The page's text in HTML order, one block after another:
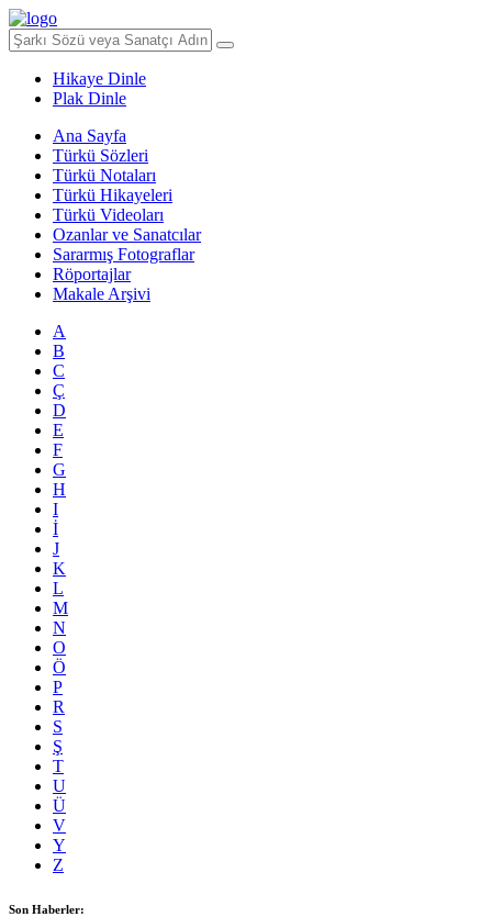
Hikaye Dinle
Plak Dinle
Ana Sayfa
Türkü Sözleri
Türkü Notaları
Türkü Hikayeleri
Türkü Videoları
Ozanlar ve Sanatcılar
Sararmış Fotograflar
Röportajlar
Makale Arşivi
A
B
C
Ç
D
E
F
G
H
I
İ
J
K
L
M
N
O
Ö
P
R
S
Ş
T
U
Ü
V
Y
Z
Son Haberler: